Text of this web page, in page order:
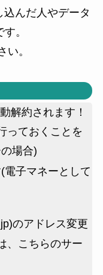
んだ人やデータ
。
い。
解約されます！
っておくことを
場合)
電子マネーとして
のアドレス変更
、こちらのサー